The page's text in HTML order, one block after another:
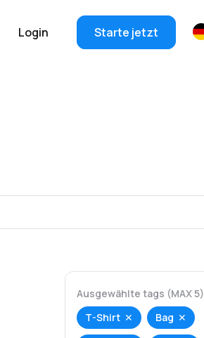
Login Starte jetzt
Ausgewählte tags (MAX 5)
T-Shirt
Bag